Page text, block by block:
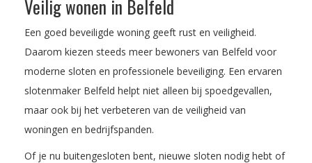
Veilig wonen in Belfeld
Een goed beveiligde woning geeft rust en veiligheid.
Daarom kiezen steeds meer bewoners van Belfeld voor
moderne sloten en professionele beveiliging. Een ervaren
slotenmaker Belfeld helpt niet alleen bij spoedgevallen,
maar ook bij het verbeteren van de veiligheid van
woningen en bedrijfspanden.
Of je nu buitengesloten bent, nieuwe sloten nodig hebt of